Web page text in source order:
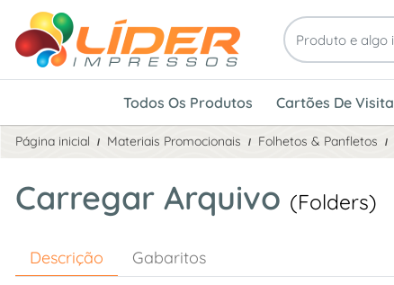
Todos Os Produtos Cartões De Visita
Página inicial Materiais Promocionais Folhetos & Panfletos
Carregar Arquivo (Folders)
Descrição Gabaritos